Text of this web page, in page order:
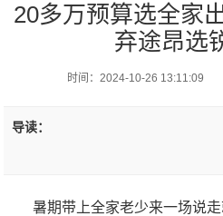
20多万预算选全家
弃途昂选
时间：2024-10-26 13:11:09
导读：
暑期带上全家老少来一场说